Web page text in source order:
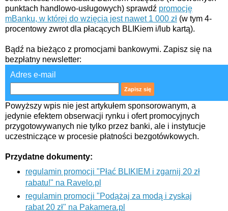
punktach handlowo-usługowych) sprawdź promocję
mBanku, w której do wzięcia jest nawet 1 000 zł (w tym 4-
procentowy zwrot dla płacących BLIKiem i/lub kartą).
Bądź na bieżąco z promocjami bankowymi. Zapisz się na
bezpłatny newsletter:
Adres e-mail
Powyższy wpis nie jest artykułem sponsorowanym, a
jedynie efektem obserwacji rynku i ofert promocyjnych
przygotowywanych nie tylko przez banki, ale i instytucje
uczestniczące w procesie płatności bezgotówkowych.
Przydatne dokumenty:
regulamin promocji "Płać BLIKIEM i zgarnij 20 zł
rabatu!" na Ravelo.pl
regulamin promocji "Podążaj za modą i zyskaj
rabat 20 zł" na Pakamera.pl